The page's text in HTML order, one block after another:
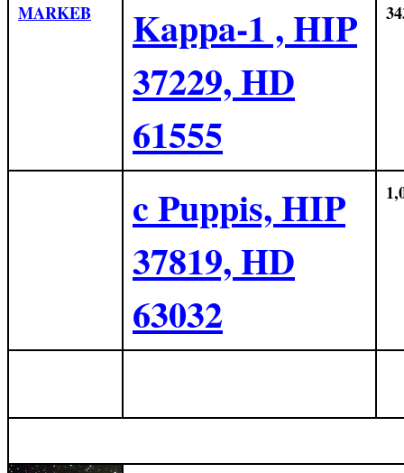
MARKEB
Kappa-1 , HIP
37229, HD
61555
c Puppis, HIP
37819, HD
63032